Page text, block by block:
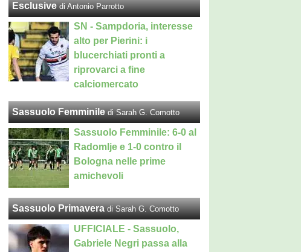
Esclusive di Antonio Parrotto
SN - Sampdoria, interesse
alto per Pierini: i
blucerchiati pronti a
riprovarci a fine
calciomercato
Sassuolo Femminile di Sarah G. Comotto
Sassuolo Femminile: 6-0 al
Radomlje e 1-0 contro il
Bologna nelle prime
amichevoli
Sassuolo Primavera di Sarah G. Comotto
UFFICIALE - Sassuolo,
Gabriele Negri passa alla